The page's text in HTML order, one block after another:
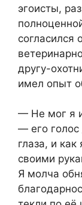
эгоисты,
согласился
другу-
имел опыт
— Не мог я
— его
глаза, и
своими
Я молча